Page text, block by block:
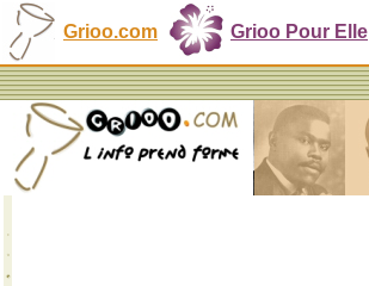
Grioo.com Grioo Pour Elle